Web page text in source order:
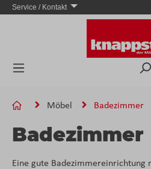
Zum Hauptinhalt springen
Service / Kontakt
Möbel Badezimmer
Badezimmer
Eine gute Badezimmereinrichtung